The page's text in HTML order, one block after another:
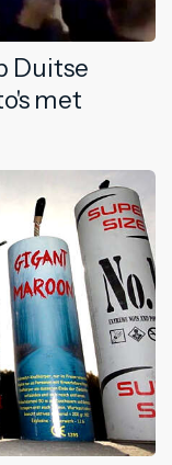
Duitse
met